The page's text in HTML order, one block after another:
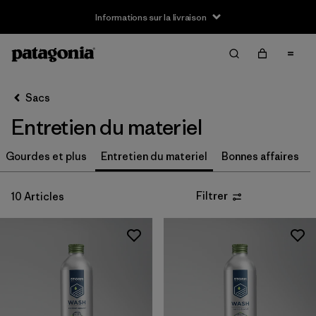
Informations sur la livraison
Filtrer par
Genre
Filtrer par
Filtrer par
Couleur
Sacs
Entretien du materiel
Gourdes et plus Entretien du materiel Bonnes affaires
10 Articles Filtrer